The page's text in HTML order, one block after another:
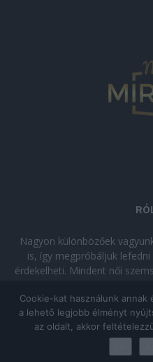
Nagyon különbözőek
is, így megpróbáljuk
érdekelheti. Mindent női
© Copyright 2026 -
Cookie-kat használunk
a lehető legjobb élményt
az oldalt, akkor